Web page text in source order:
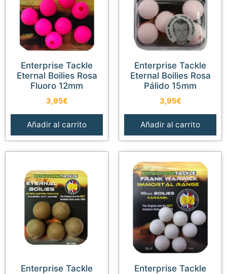
Enterprise Tackle
Eternal Boilies Rosa
Fluoro 12mm
3,95€
Añadir al carrito
Enterprise Tackle
Eternal Boilies Rosa
Pálido 15mm
3,95€
Añadir al carrito
Enterprise Tackle
Enterprise Tackle